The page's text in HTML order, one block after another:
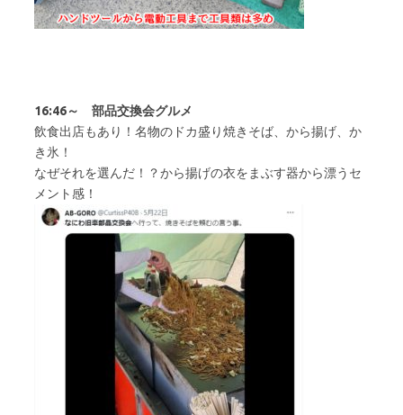
16:46～ 部品交換会グルメ
飲食出店もあり！名物のドカ盛り焼きそば、から揚げ、か
き氷！
なぜそれを選んだ！？から揚げの衣をまぶす器から漂うセ
メント感！